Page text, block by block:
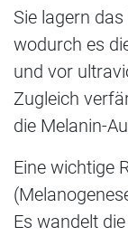
Sie lagern
wodurch es
und vor
Zugleich
die Melanin-
Eine wichtige
Es wandelt